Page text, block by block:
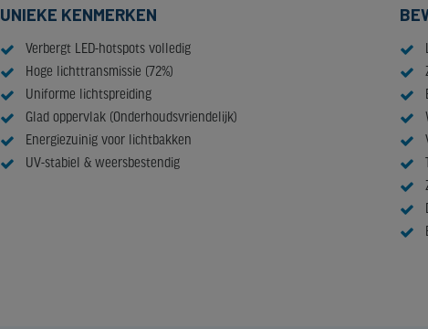
UNIEKE KENMERKEN
Verbergt LED-hotspots volledig
Hoge lichttransmissie (72%)
Uniforme lichtspreiding
Glad oppervlak (Onderhoudsvriendelijk)
Energiezuinig voor lichtbakken
UV-stabiel & weersbestendig